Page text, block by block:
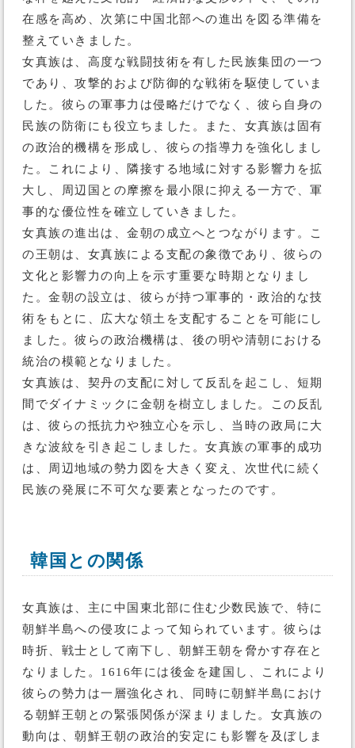
在感を高め、次第に中国北部への進出を図る準備を
整えていきました。
女真族は、高度な戦闘技術を有した民族集団の一つ
であり、攻撃的および防御的な戦術を駆使していま
した。彼らの軍事力は侵略だけでなく、彼ら自身の
民族の防衛にも役立ちました。また、女真族は固有
の政治的機構を形成し、彼らの指導力を強化しまし
た。これにより、隣接する地域に対する影響力を拡
大し、周辺国との摩擦を最小限に抑える一方で、軍
事的な優位性を確立していきました。
女真族の進出は、金朝の成立へとつながります。こ
の王朝は、女真族による支配の象徴であり、彼らの
文化と影響力の向上を示す重要な時期となりまし
た。金朝の設立は、彼らが持つ軍事的・政治的な技
術をもとに、広大な領土を支配することを可能にし
ました。彼らの政治機構は、後の明や清朝における
統治の模範となりました。
女真族は、契丹の支配に対して反乱を起こし、短期
間でダイナミックに金朝を樹立しました。この反乱
は、彼らの抵抗力や独立心を示し、当時の政局に大
きな波紋を引き起こしました。女真族の軍事的成功
は、周辺地域の勢力図を大きく変え、次世代に続く
民族の発展に不可欠な要素となったのです。
韓国との関係
女真族は、主に中国東北部に住む少数民族で、特に
朝鮮半島への侵攻によって知られています。彼らは
時折、戦士として南下し、朝鮮王朝を脅かす存在と
なりました。1616年には後金を建国し、これにより
彼らの勢力は一層強化され、同時に朝鮮半島におけ
る朝鮮王朝との緊張関係が深まりました。女真族の
動向は、朝鮮王朝の政治的安定にも影響を及ぼしま